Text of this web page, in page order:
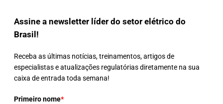
Assine a newsletter líder do setor elétrico do
Brasil!
Receba as últimas notícias, treinamentos, artigos de
especialistas e atualizações regulatórias diretamente na sua
caixa de entrada toda semana!
Primeiro nome*